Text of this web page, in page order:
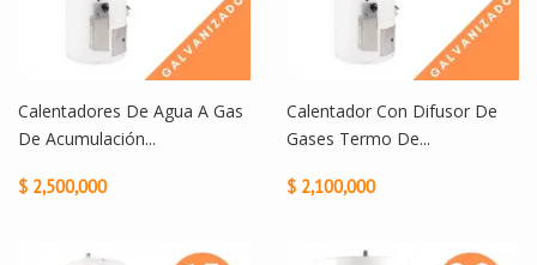
Calentadores De Agua A Gas
De Acumulación...
$ 2,500,000
Calentador Con Difusor De
Gases Termo De...
$ 2,100,000